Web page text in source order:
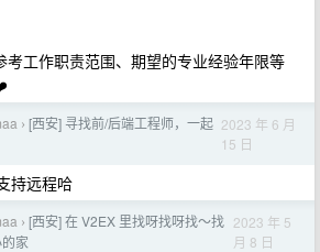
考工作职责范围、期望的专业经验年限等
› [西安] 寻找前/后端工程师，一起 2023 年 6 月
15 日
持远程哈
› [西安] 在 V2EX 里找呀找呀找～找
家
2023 年 5
月 8 日